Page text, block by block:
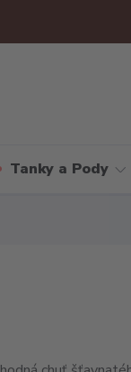
Tanky a Pody